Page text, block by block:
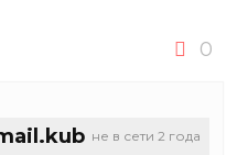
0
не в сети 2 года